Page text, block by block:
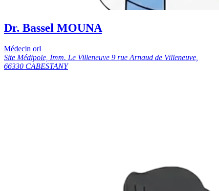
Dr. Bassel MOUNA
Médecin orl
Site Médipole, Imm. Le Villeneuve 9 rue Arnaud de Villeneuve,
66330 CABESTANY